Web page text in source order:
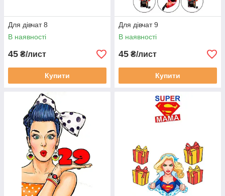
Для дівчат 8
В наявності
45 ₴/лист
Купити
Для дівчат 9
В наявності
45 ₴/лист
Купити